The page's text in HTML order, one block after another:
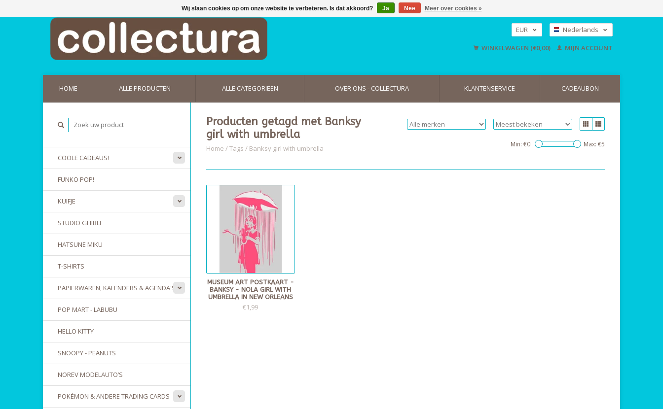
EUR
USD
Nederlands
English
WINKELWAGEN (€0,00) MIJN ACCOUNT
HOME ALLE PRODUCTEN ALLE CATEGORIEËN OVER ONS - COLLECTURA KLANTENSERVICE CADEAUBON
COOLE CADEAUS!
FUNKO POP!
KUIFJE
STUDIO GHIBLI
HATSUNE MIKU
T-SHIRTS
PAPIERWAREN, KALENDERS & AGENDA'S
POP MART - LABUBU
HELLO KITTY
SNOOPY - PEANUTS
NOREV MODELAUTO’S
POKÉMON & ANDERE TRADING CARDS
Producten getagd met Banksy
girl with umbrella
Home /Tags / Banksy girl with umbrella Min: €0 Max: €5
MUSEUM ART POSTKAART -
BANKSY - NOLA GIRL WITH
UMBRELLA IN NEW ORLEANS
€1,99
Wij slaan cookies op om onze website te verbeteren. Is dat akkoord? Ja Nee Meer over cookies »